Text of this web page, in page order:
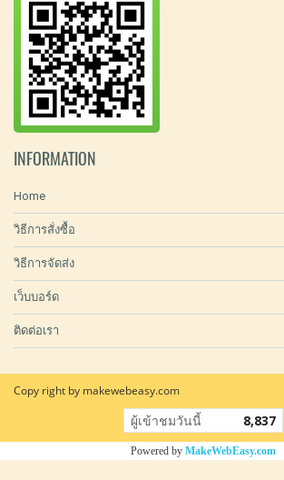
INFORMATION
Home
วิธีการสั่งซื้อ
วิธีการจัดส่ง
เว็บบอร์ด
ติดต่อเรา
Copy right by makewebeasy.com
ผู้เข้าชมวันนี้ 8,837
Powered by MakeWebEasy.com